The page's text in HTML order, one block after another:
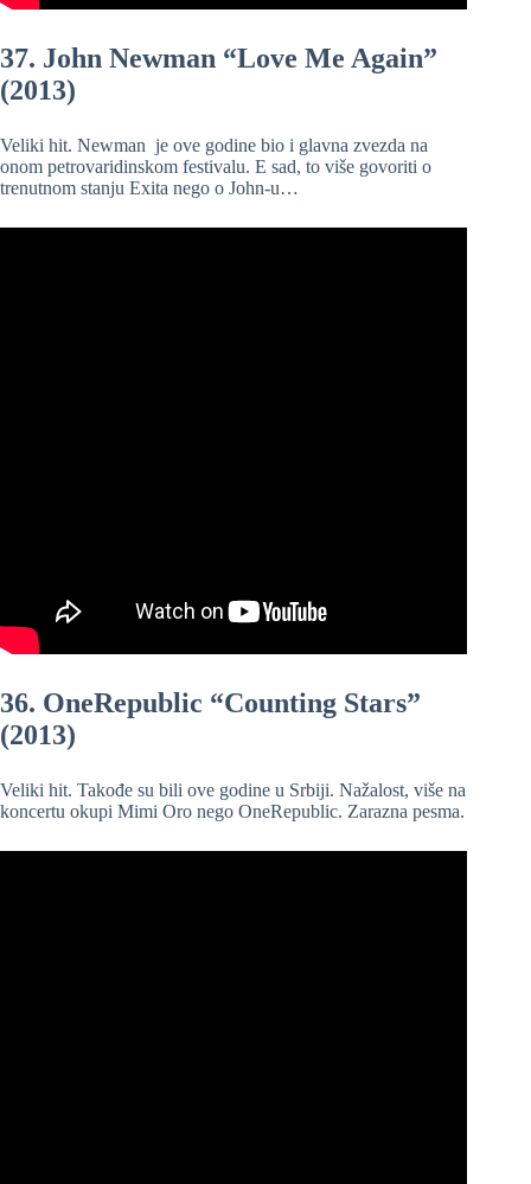
37. John Newman “Love Me Again”
(2013)
Veliki hit. Newman je ove godine bio i glavna zvezda na
onom petrovaridinskom festivalu. E sad, to više govoriti o
trenutnom stanju Exita nego o John-u…
36. OneRepublic “Counting Stars”
(2013)
Veliki hit. Takođe su bili ove godine u Srbiji. Nažalost, više na
koncertu okupi Mimi Oro nego OneRepublic. Zarazna pesma.